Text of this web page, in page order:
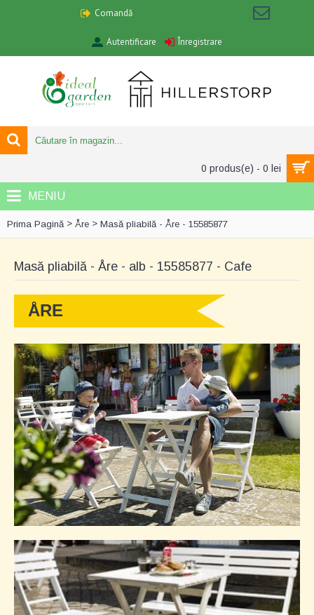
Comandă
Autentificare Înregistrare
0 produs(e) - 0 lei
MENIU
Prima Pagină > Åre > Masă pliabilă - Åre - 15585877
Masă pliabilă - Åre - alb - 15585877 - Cafe
ÅRE